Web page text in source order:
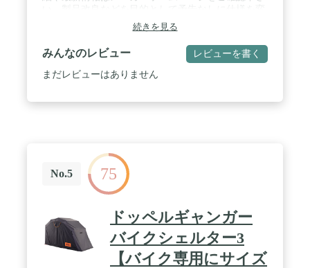
更する場合があります。 / 製品につきましては細心
の品質管理を行っておりますが、万一製品に不具
合・不足部品等がございましたら、取扱説明書に記
載のメーカーサポート窓口までお問い合わせ下さ
い。 / 部門名: ユニセックス大人
続きを見る
みんなのレビュー レビューを書く
まだレビューはありません
No.5 75
ドッペルギャンガー
バイクシェルター3
【バイク専用にサイズ